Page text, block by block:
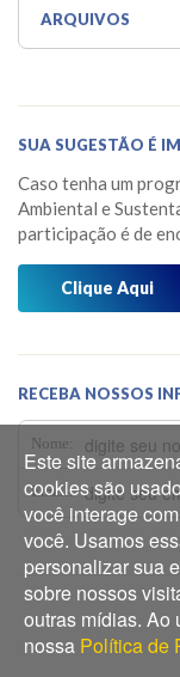
Aquaponia e
Horta Escola
Horta Medicinal
Jardim das
Jardim dos
Mensagens do
Oficina dos 5Rs
Os Caminhos da
Os Pássaros
Prêmios
Reflorestamento
ARQUIVOS
Maio 2026
Fevereiro 2026
Janeiro 2026
Dezembro 2025
Outubro 2025
Setembro 2025
Agosto 2025
Julho 2025
Junho 2025
Maio 2025
Abril 2025
SUA SUGESTÃO É
Caso tenha um
Ambiental e
participação é de
Clique Aqui
RECEBA NOSSOS
Nome:
Email:
Este site
cookies são
você interage
você. Usamos
personalizar sua
sobre nossos
outras mídias. Ao
nossa Política de